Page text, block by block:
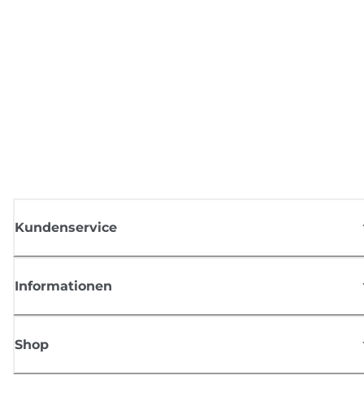
Kundenservice
Informationen
Shop